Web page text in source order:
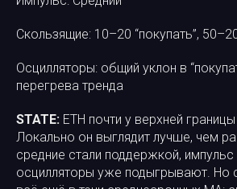
Скользящие: 10–20 “покупать”,
Осцилляторы: общий уклон в
перегрева тренда
STATE: ETH почти у верхней
Локально он выглядит лучше, чем
средние стали поддержкой, импульс
осцилляторы уже подыгрывают. Но